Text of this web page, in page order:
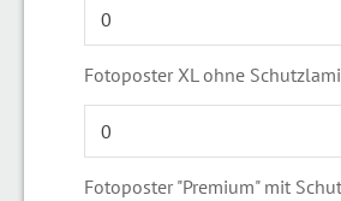
Fotoposter XL ohne
Fotoposter "Premium" mit